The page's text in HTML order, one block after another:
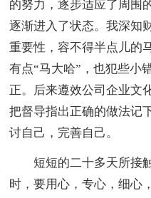
的努力，逐步适应了周围
逐渐进入了状态。我深知
重要性，容不得半点儿的
有点“马大哈”，也犯些小
正。后来遵效公司企业文
把督导指出正确的做法记
讨自己，完善自己。
短短的二十多天所接触
时，要用心，专心，细心